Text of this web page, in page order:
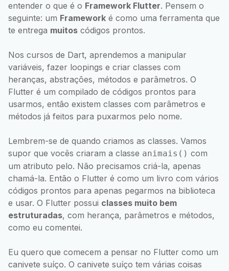
entender o que é o Framework Flutter. Pensem o
seguinte: um Framework é como uma ferramenta que
te entrega muitos códigos prontos.
Nos cursos de Dart, aprendemos a manipular
variáveis, fazer loopings e criar classes com
heranças, abstrações, métodos e parâmetros. O
Flutter é um compilado de códigos prontos para
usarmos, então existem classes com parâmetros e
métodos já feitos para puxarmos pelo nome.
Lembrem-se de quando criamos as classes. Vamos
supor que vocês criaram a classe animais() com
um atributo pelo. Não precisamos criá-la, apenas
chamá-la. Então o Flutter é como um livro com vários
códigos prontos para apenas pegarmos na biblioteca
e usar. O Flutter possui classes muito bem
estruturadas, com herança, parâmetros e métodos,
como eu comentei.
Eu quero que comecem a pensar no Flutter como um
canivete suíço. O canivete suíço tem várias coisas